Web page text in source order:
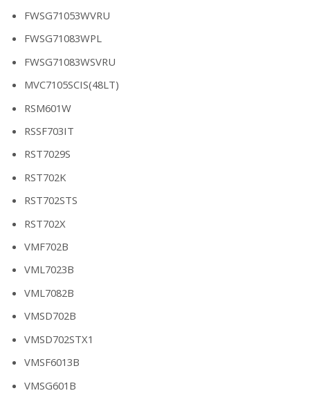
FWSG71053WVRU
FWSG71083WPL
FWSG71083WSVRU
MVC7105SCIS(48LT)
RSM601W
RSSF703IT
RST7029S
RST702K
RST702STS
RST702X
VMF702B
VML7023B
VML7082B
VMSD702B
VMSD702STX1
VMSF6013B
VMSG601B